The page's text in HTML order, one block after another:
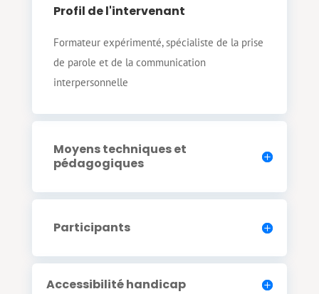
Profil de l'intervenant
Formateur expérimenté, spécialiste de la prise
de parole et de la communication
interpersonnelle
Moyens techniques et
pédagogiques
Participants
Accessibilité handicap